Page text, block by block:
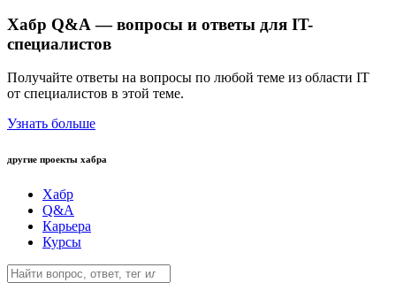
Хабр Q&A — вопросы и ответы для IT-
специалистов
Получайте ответы на вопросы по любой теме из области IT
от специалистов в этой теме.
Узнать больше
другие проекты хабра
Хабр
Q&A
Карьера
Курсы